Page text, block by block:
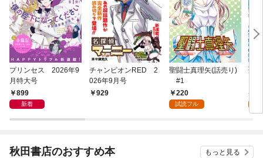
プリンセス 2026年9
月特大号
899
新着
チャンピオンRED 2
026年9月号
929
聖闘士真理矢(話売り)
#1
220
試読フル
聖
1
秋田書店のおすすめ本 もっと見る